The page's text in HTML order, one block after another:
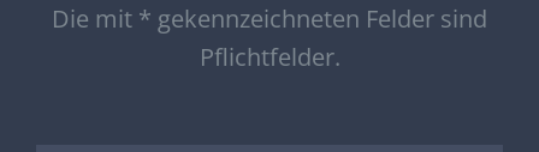
Die mit * gekennzeichneten Felder sind
Pflichtfelder.